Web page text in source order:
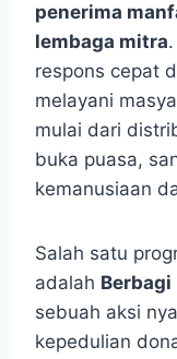
penerima
lembaga mitra
respons cepat
melayani
mulai dari
buka puasa,
kemanusiaan
Salah satu
adalah Berbagi
sebuah aksi
kepedulian